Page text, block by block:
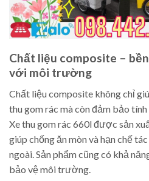
Chất liệu composite –
với môi trường
Chất liệu composite không chỉ
thu gom rác mà còn đảm bảo
Xe thu gom rác 660l được sản
giúp chống ăn mòn và hạn chế
ngoài. Sản phẩm cũng có khả
bảo vệ môi trường.